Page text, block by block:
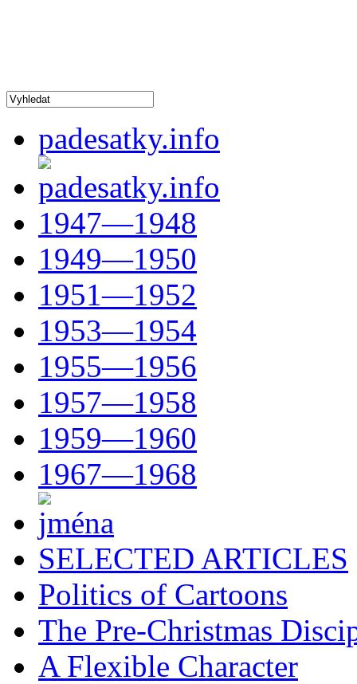
padesatky.info
1947—1948
1949—1950
1951—1952
1953—1954
1955—1956
1957—1958
1959—1960
1967—1968
SELECTED ARTICLES
Politics of Cartoons
The Pre-Christmas
A Flexible Character